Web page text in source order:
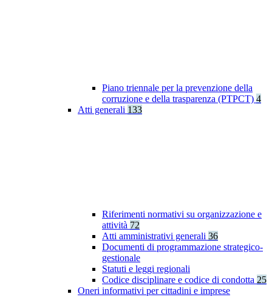
Piano triennale per la prevenzione della
corruzione e della trasparenza (PTPCT) 4
Atti generali 133
Riferimenti normativi su organizzazione e
attività 72
Atti amministrativi generali 36
Documenti di programmazione strategico-
gestionale
Statuti e leggi regionali
Codice disciplinare e codice di condotta 25
Oneri informativi per cittadini e imprese